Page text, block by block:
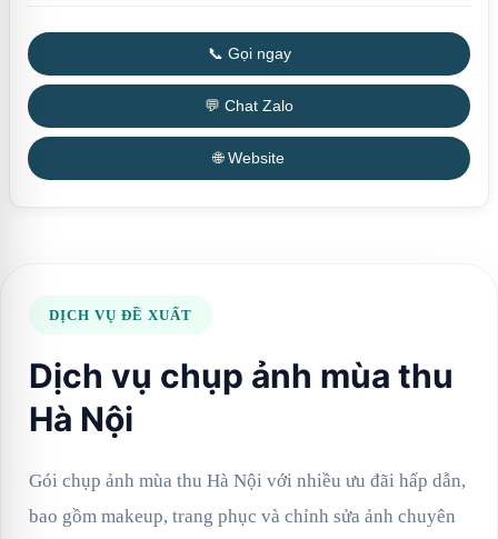
📞 Gọi ngay
💬 Chat Zalo
🌐 Website
DỊCH VỤ ĐỀ XUẤT
Dịch vụ chụp ảnh mùa thu
Hà Nội
Gói chụp ảnh mùa thu Hà Nội với nhiều ưu đãi hấp dẫn,
bao gồm makeup, trang phục và chỉnh sửa ảnh chuyên